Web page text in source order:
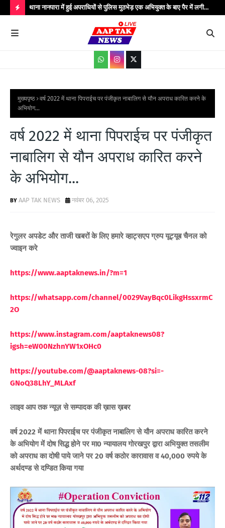
O
S
थाना नानपारा में हुई अपराधियों से पुलिस मुठभेड़ एक अभियुक्त के बाए पैर में लगी
गोली बिजली के तार चोरी के गिरोह के कुल पाँच अपराधी गिरफ्तार मौके पर पुलिस
अधीक्षक बहराइच सहित अधिकारीगण मौजूद...
मुख्यपृष्ठ
वर्ष 2022 में थाना पिपराईच पर पंजीकृत नाबालिग से यौन अपराध कारित करने के
अभियोग...
वर्ष 2022 में थाना पिपराईच पर पंजीकृत
नाबालिग से यौन अपराध कारित करने
के अभियोग...
AAP TAK NEWS नवंबर 06, 2025
रेगुलर अपडेट और ताजी खबरों के लिए हमारे व्हाट्सएप ग्रुप यूट्यूब चैनल को
ज्वाइन करे
https://www.aaptaknews.in/?m=1
https://whatsapp.com/channel/0029VayBqc0LikgHssxrmC
2O
https://www.instagram.com/aaptaknews08?
igsh=eW00NzhnYW1xOHc0
https://youtube.com/@aaptaknews-08?si=-
GNoQ38LhY_MLAxf
लाइव आप तक न्यूज़ से सम्पादक की ख़ास ख़बर
वर्ष 2022 में थाना पिपराईच पर पंजीकृत नाबालिग से यौन अपराध कारित करने
के अभियोग में दोष सिद्ध होने पर मा0 न्यायालय गोरखपुर द्वारा अभियुक्त तसलीम
को अपराध का दोषी पाये जाने पर 20 वर्ष कठोर कारावास व 40,000 रुपये के
अर्थदण्ड से दण्डित किया गया